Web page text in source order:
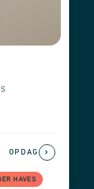
HAVES
OPDAG ›